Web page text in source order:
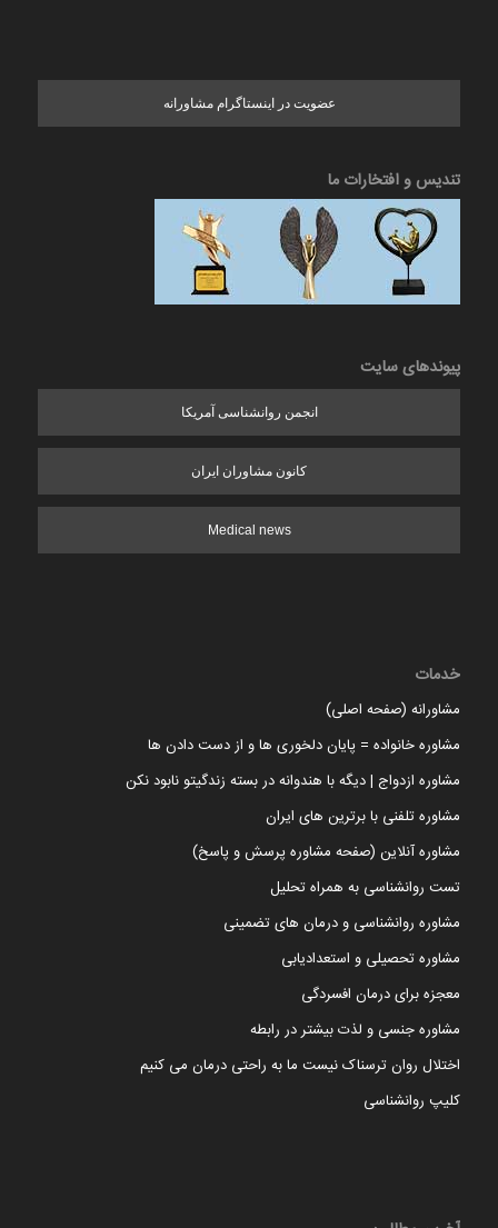
عضویت در اینستاگرام مشاورانه
تندیس و افتخارات ما
پیوندهای سایت
انجمن روانشناسی آمریکا
کانون مشاوران ایران
Medical news
خدمات
مشاورانه (صفحه اصلی)
مشاوره خانواده = پایان دلخوری ها و از دست دادن ها
مشاوره ازدواج | دیگه با هندوانه در بسته زندگیتو نابود نکن
مشاوره تلفنی با برترین های ایران
مشاوره آنلاین (صفحه مشاوره پرسش و پاسخ)
تست روانشناسی به همراه تحلیل
مشاوره روانشناسی و درمان های تضمینی
مشاوره تحصیلی و استعدادیابی
معجزه برای درمان افسردگی
مشاوره جنسی و لذت بیشتر در رابطه
اختلال روان ترسناک نیست ما به راحتی درمان می کنیم
کلیپ روانشناسی